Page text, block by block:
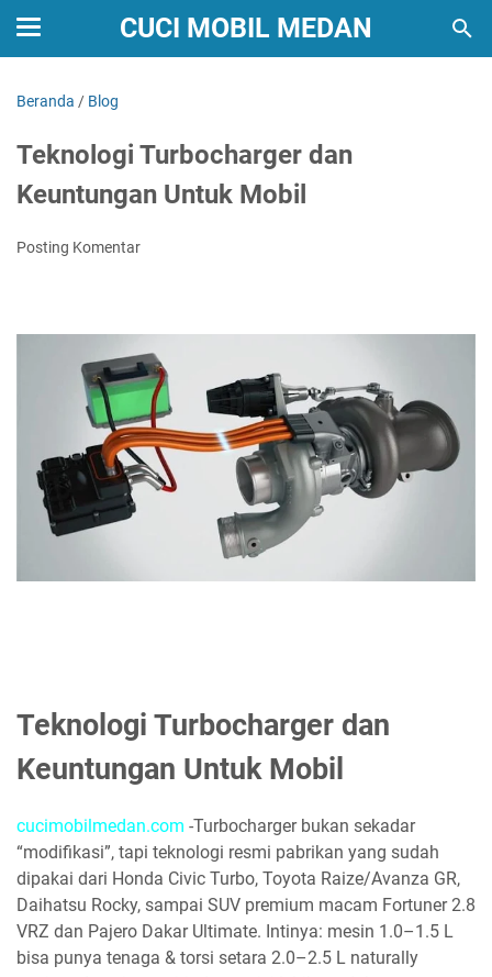
CUCI MOBIL MEDAN
Beranda / Blog
Teknologi Turbocharger dan
Keuntungan Untuk Mobil
Posting Komentar
Teknologi Turbocharger dan
Keuntungan Untuk Mobil
cucimobilmedan.com -Turbocharger bukan sekadar
“modifikasi”, tapi teknologi resmi pabrikan yang sudah
dipakai dari Honda Civic Turbo, Toyota Raize/Avanza GR,
Daihatsu Rocky, sampai SUV premium macam Fortuner 2.8
VRZ dan Pajero Dakar Ultimate. Intinya: mesin 1.0–1.5 L
bisa punya tenaga & torsi setara 2.0–2.5 L naturally